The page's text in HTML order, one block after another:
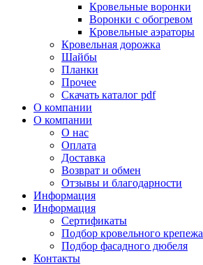
Кровельные воронки
Воронки с обогревом
Кровельные аэраторы
Кровельная дорожка
Шайбы
Планки
Прочее
Скачать каталог pdf
О компании
О компании
О нас
Оплата
Доставка
Возврат и обмен
Отзывы и благодарности
Информация
Информация
Сертификаты
Подбор кровельного крепежа
Подбор фасадного дюбеля
Контакты